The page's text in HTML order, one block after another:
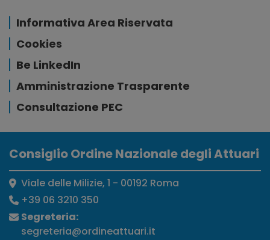
Informativa Area Riservata
Cookies
Be LinkedIn
Amministrazione Trasparente
Consultazione PEC
Consiglio Ordine Nazionale degli Attuari
Viale delle Milizie, 1 - 00192 Roma
+39 06 3210 350
Segreteria:
segreteria@ordineattuari.it